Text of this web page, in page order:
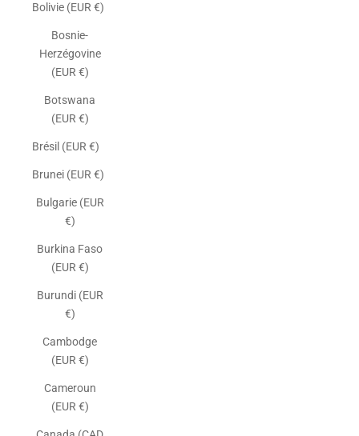
Bolivie (EUR €)
Bosnie-
Herzégovine
(EUR €)
Botswana
(EUR €)
Brésil (EUR €)
Brunei (EUR €)
Bulgarie (EUR
€)
Burkina Faso
(EUR €)
Burundi (EUR
€)
Cambodge
(EUR €)
Cameroun
(EUR €)